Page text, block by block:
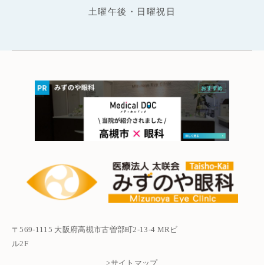
土曜午後・日曜祝日
〒569-1115 大阪府高槻市古曽部町2-13-4 MRビ
ル2F
>サイトマップ